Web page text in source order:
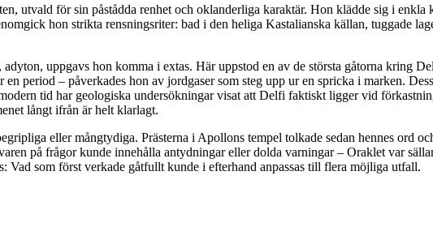
utvald för sin påstådda renhet och oklanderliga karaktär. Hon klädde sig i enkla
hon strikta rensningsriter: bad i den heliga Kastalianska källan, tuggade
uppgavs hon komma i extas. Här uppstod en av de största gåtorna kring
period – påverkades hon av jordgaser som steg upp ur en spricka i marken.
tid har geologiska undersökningar visat att Delfi faktiskt ligger vid
långt ifrån är helt klarlagt.
eller mångtydiga. Prästerna i Apollons tempel tolkade sedan hennes ord
på frågor kunde innehålla antydningar eller dolda varningar – Oraklet var
Vad som först verkade gåtfullt kunde i efterhand anpassas till flera möjliga utfall.